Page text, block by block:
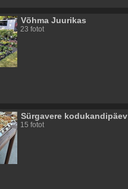
Võhma Juurikas
23 fotot
Sürgavere kodukandipäev
15 fotot